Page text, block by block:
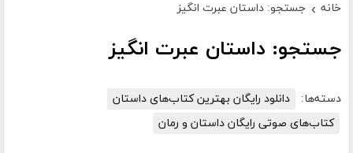
خانه › جستجو: داستان عبرت انگیز
جستجو: داستان عبرت انگیز
دسته‌ها:
دانلود رایگان بهترین کتاب‌های داستان
کتاب‌های صوتی رایگان داستان و رمان